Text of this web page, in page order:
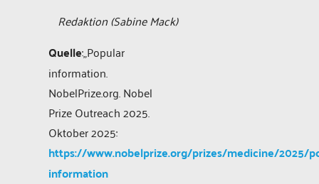
Redaktion (Sabine Mack)
Quelle:„Popular
information.
NobelPrize.org. Nobel
Prize Outreach 2025.
Oktober 2025:
https://www.nobelprize.org/prizes/medicine/2025/
information